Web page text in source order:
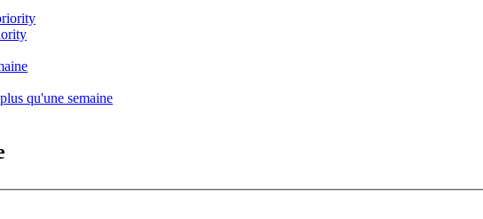
qu'une semaine